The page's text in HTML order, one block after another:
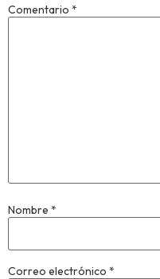
Comentario *
Nombre *
Correo electrónico *